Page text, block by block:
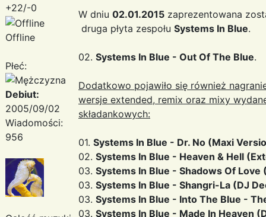
+22/-0
Offline
Płeć:
Debiut:
2005/09/02
Wiadomości:
956
W dniu 02.01.2015 zaprezentowana
druga płyta zespołu Systems In Blue.
02. Systems In Blue - Out Of The Blue.
Dodatkowo pojawiło się również
wersje extended, remix oraz mixy
składankowych:
01. Systems In Blue ‎- Dr. No (Maxi
02. Systems In Blue - Heaven & Hell
03. Systems In Blue ‎- Shadows Of Love
03. Systems In Blue ‎- Shangri-La (DJ
03. Systems In Blue ‎- Into The Blue -
03. Systems In Blue ‎- Made In Heaven